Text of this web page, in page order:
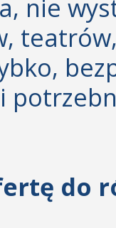
nie
do